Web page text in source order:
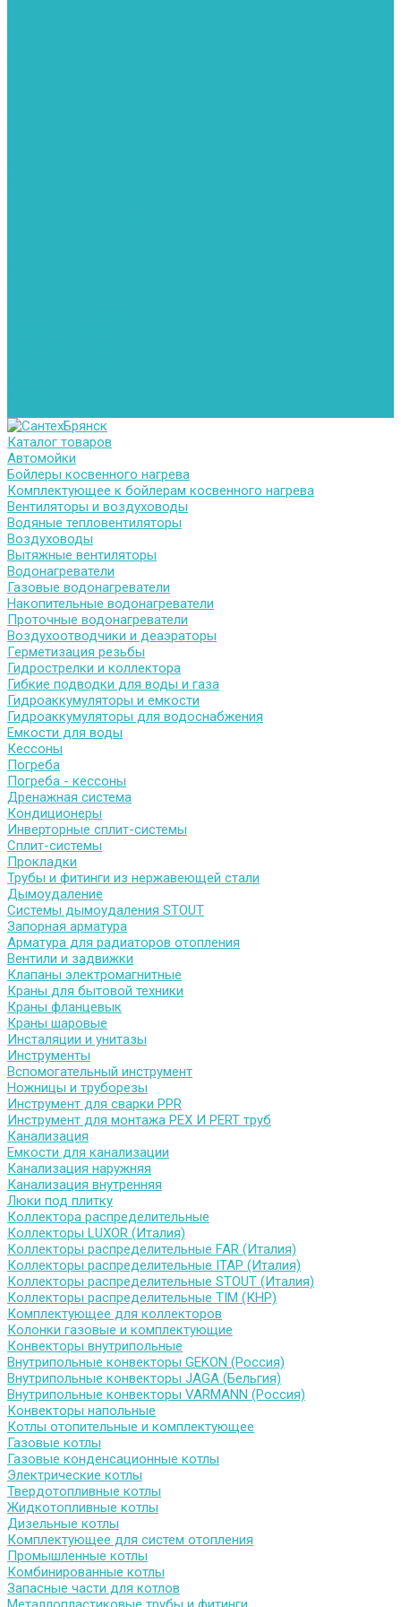
Каталог товаров
Автомойки
Бойлеры косвенного нагрева
Комплектующее к бойлерам косвенного нагрева
Вентиляторы и воздуховоды
Водяные тепловентиляторы
Воздуховоды
Вытяжные вентиляторы
Водонагреватели
Газовые водонагреватели
Накопительные водонагреватели
Проточные водонагреватели
Воздухоотводчики и деаэраторы
Герметизация резьбы
Гидрострелки и коллектора
Гибкие подводки для воды и газа
Гидроаккумуляторы и емкости
Гидроаккумуляторы для водоснабжения
Емкости для воды
Кессоны
Погреба
Погреба - кессоны
Дренажная система
Кондиционеры
Инверторные сплит-системы
Сплит-системы
Прокладки
Трубы и фитинги из нержавеющей стали
Дымоудаление
Системы дымоудаления STOUT
Запорная арматура
Арматура для радиаторов отопления
Вентили и задвижки
Клапаны электромагнитные
Краны для бытовой техники
Краны фланцевык
Краны шаровые
Инсталяции и унитазы
Инструменты
Вспомогательный инструмент
Ножницы и труборезы
Инструмент для сварки PPR
Инструмент для монтажа PEX И PERT труб
Канализация
Емкости для канализации
Канализация наружняя
Канализация внутренняя
Люки под плитку
Коллектора распределительные
Коллекторы LUXOR (Италия)
Коллекторы распределительные FAR (Италия)
Коллекторы распределительные ITAP (Италия)
Коллекторы распределительные STOUT (Италия)
Коллекторы распределительные TIM (КНР)
Комплектующее для коллекторов
Колонки газовые и комплектующие
Конвекторы внутрипольные
Внутрипольные конвекторы GEKON (Россия)
Внутрипольные конвекторы JAGA (Бельгия)
Внутрипольные конвекторы VARMANN (Россия)
Конвекторы напольные
Котлы отопительные и комплектующее
Газовые котлы
Газовые конденсационные котлы
Электрические котлы
Твердотопливные котлы
Жидкотопливные котлы
Дизельные котлы
Комплектующее для систем отопления
Промышленные котлы
Комбинированные котлы
Запасные части для котлов